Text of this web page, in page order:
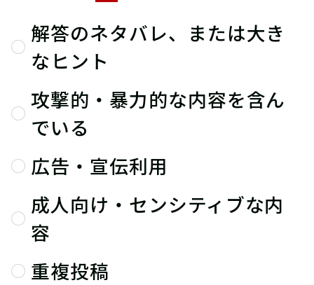
解答のネタバレ、または大き
なヒント
攻撃的・暴力的な内容を含ん
でいる
広告・宣伝利用
成人向け・センシティブな内
容
重複投稿